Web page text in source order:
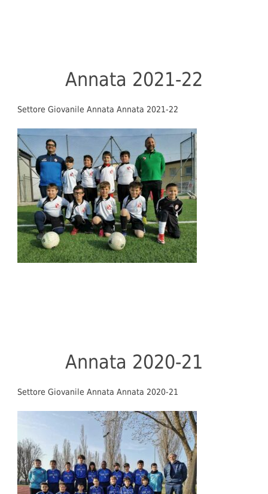
Annata 2021-22
Settore Giovanile Annata Annata 2021-22
Annata 2020-21
Settore Giovanile Annata Annata 2020-21